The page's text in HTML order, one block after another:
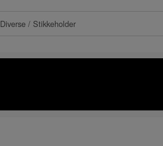
Diverse / Stikkeholder